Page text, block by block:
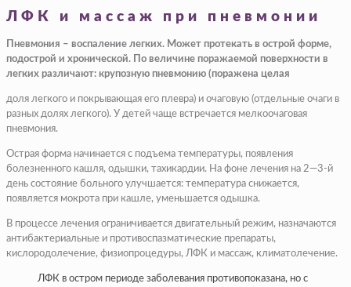
ЛФК и массаж при пневмонии
Пневмония – воспаление легких. Может протекать в острой форме,
подострой и хронической. По величине поражаемой поверхности в
легких различают: крупозную пневмонию (поражена целая
доля легкого и покрывающая его плевра) и очаговую (отдельные очаги в
разных долях легкого). У детей чаще встречается мелкоочаговая
пневмония.
Острая форма начинается с подъема температуры, появления
болезненного кашля, одышки, тахикардии. На фоне лечения на 2—3-й
день состояние больного улучшается: температура снижается,
появляется мокрота при кашле, уменьшается одышка.
В процессе лечения ограничивается двигательный режим, назначаются
антибактериальные и противоспазматические препараты,
кислородолечение, физиопроцедуры, ЛФК и массаж, климатолечение.
ЛФК в остром периоде заболевания противопоказана, но с